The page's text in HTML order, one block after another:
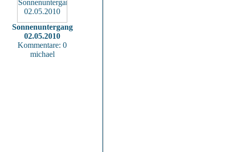
Sonnenuntergang
02.05.2010
Kommentare: 0
michael